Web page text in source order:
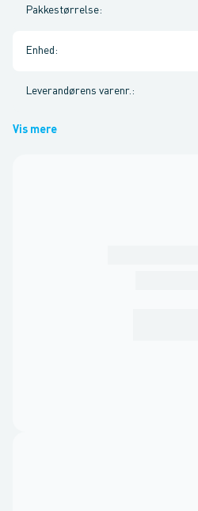
Pakkestørrelse:
Enhed :
Leverandørens varenr. :
Vis mere